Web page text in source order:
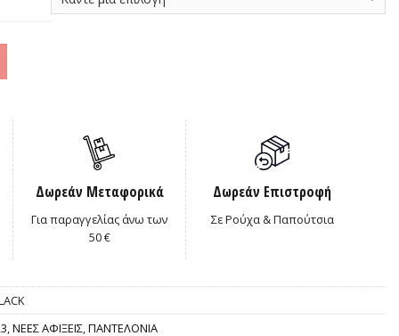
Δωρεάν Μεταφορικά
Για παραγγελίας άνω των
50 €
Δωρεάν Επιστροφή
Σε Ρούχα & Παπούτσια
,ΝΕΕΣ ΑΦΙΞΕΙΣ,ΠΑΝΤΕΛΟΝΙΑ